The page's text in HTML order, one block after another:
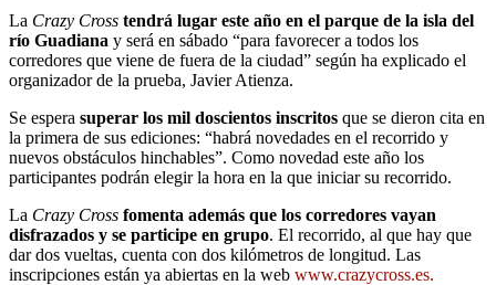
La Crazy Cross tendrá lugar este año en el parque de la isla del
río Guadiana y será en sábado “para favorecer a todos los
corredores que viene de fuera de la ciudad” según ha explicado el
organizador de la prueba, Javier Atienza.
Se espera superar los mil doscientos inscritos que se dieron cita en
la primera de sus ediciones: “habrá novedades en el recorrido y
nuevos obstáculos hinchables”. Como novedad este año los
participantes podrán elegir la hora en la que iniciar su recorrido.
La Crazy Cross fomenta además que los corredores vayan
disfrazados y se participe en grupo. El recorrido, al que hay que
dar dos vueltas, cuenta con dos kilómetros de longitud. Las
inscripciones están ya abiertas en la web www.crazycross.es.